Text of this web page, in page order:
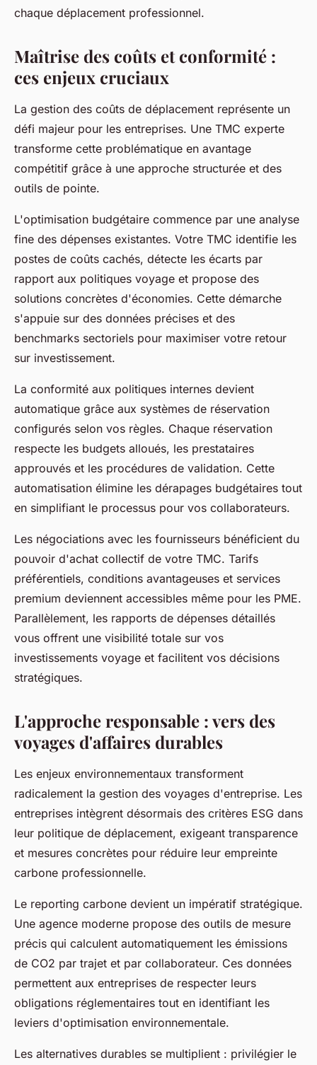
chaque déplacement professionnel.
Maîtrise des coûts et conformité :
ces enjeux cruciaux
La gestion des coûts de déplacement représente un
défi majeur pour les entreprises. Une TMC experte
transforme cette problématique en avantage
compétitif grâce à une approche structurée et des
outils de pointe.
L'optimisation budgétaire commence par une analyse
fine des dépenses existantes. Votre TMC identifie les
postes de coûts cachés, détecte les écarts par
rapport aux politiques voyage et propose des
solutions concrètes d'économies. Cette démarche
s'appuie sur des données précises et des
benchmarks sectoriels pour maximiser votre retour
sur investissement.
La conformité aux politiques internes devient
automatique grâce aux systèmes de réservation
configurés selon vos règles. Chaque réservation
respecte les budgets alloués, les prestataires
approuvés et les procédures de validation. Cette
automatisation élimine les dérapages budgétaires tout
en simplifiant le processus pour vos collaborateurs.
Les négociations avec les fournisseurs bénéficient du
pouvoir d'achat collectif de votre TMC. Tarifs
préférentiels, conditions avantageuses et services
premium deviennent accessibles même pour les PME.
Parallèlement, les rapports de dépenses détaillés
vous offrent une visibilité totale sur vos
investissements voyage et facilitent vos décisions
stratégiques.
L'approche responsable : vers des
voyages d'affaires durables
Les enjeux environnementaux transforment
radicalement la gestion des voyages d'entreprise. Les
entreprises intègrent désormais des critères ESG dans
leur politique de déplacement, exigeant transparence
et mesures concrètes pour réduire leur empreinte
carbone professionnelle.
Le reporting carbone devient un impératif stratégique.
Une agence moderne propose des outils de mesure
précis qui calculent automatiquement les émissions
de CO2 par trajet et par collaborateur. Ces données
permettent aux entreprises de respecter leurs
obligations réglementaires tout en identifiant les
leviers d'optimisation environnementale.
Les alternatives durables se multiplient : privilégier le